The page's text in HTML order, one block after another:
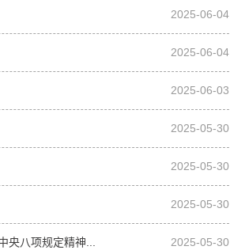
2025-06-04
2025-06-04
2025-06-03
2025-05-30
2025-05-30
2025-05-30
2025-05-30
央八项规定精神...